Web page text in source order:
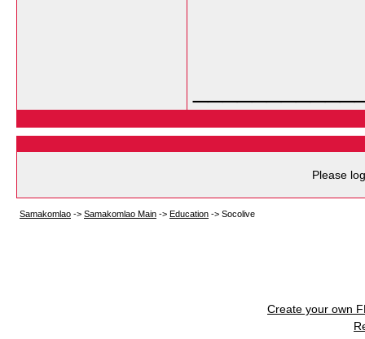
Please
Samakomlao -> Samakomlao Main -> Education -> Socolive
Create your own